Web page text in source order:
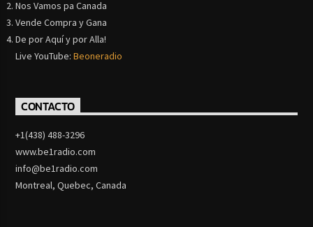
Nos Vamos pa Canada
Vende Compra y Gana
De por Aquí y por Alla!
Live YouTube:Beoneradio
CONTACTO
+1(438) 488-3296
www.be1radio.com
info@be1radio.com
Montreal, Quebec, Canada